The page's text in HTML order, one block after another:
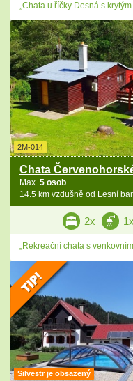
„Chata u říčky Desná s
2M-014
Chata
Max. 5 osob
14.5 km vzdušně od Lesní bar
2x 1x
„Rekreační chata s
Silvestr je obsazený